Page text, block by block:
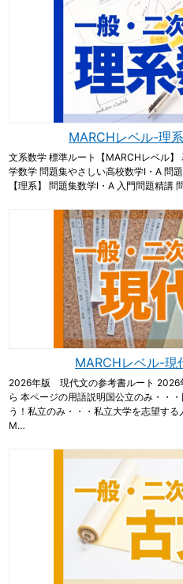
MARCHレベル-理
文系数学 標準ルート【MARCHレベル
学数学 問題集やさしい高校数学Ⅰ・A 問
【理系】 問題集数学Ⅰ・A 入門問題精講
MARCHレベル-現
2026年版 現代文の参考書ルート 2026
ら 本ページの用語説明国公立のみ・・
う！私立のみ・・・私立大学を志望す
M…